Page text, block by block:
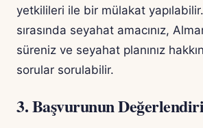
yetkilileri ile bir mülakat
sırasında seyahat amacınız,
süreniz ve seyahat planınız
sorular sorulabilir.
3. Başvurunun